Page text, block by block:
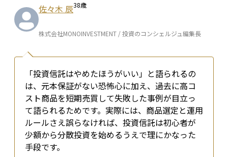
佐々木 辰38歳
株式会社MONOINVESTMENT / 投資のコンシェルジュ編集長
「投資信託はやめたほうがいい」と語られるの
は、元本保証がない恐怖心に加え、過去に高コ
スト商品を短期売買して失敗した事例が目立っ
て語られるためです。実際には、商品選定と運用
ルールさえ誤らなければ、投資信託は初心者が
少額から分散投資を始めるうえで理にかなった
手段です。